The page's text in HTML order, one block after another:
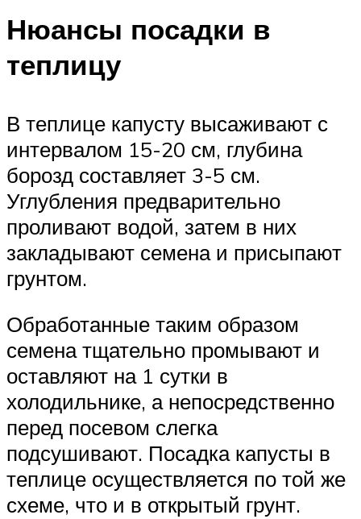
Нюансы посадки в
теплицу
В теплице капусту высаживают с
интервалом 15-20 см, глубина
борозд составляет 3-5 см.
Углубления предварительно
проливают водой, затем в них
закладывают семена и присыпают
грунтом.
Обработанные таким образом
семена тщательно промывают и
оставляют на 1 сутки в
холодильнике, а непосредственно
перед посевом слегка
подсушивают. Посадка капусты в
теплице осуществляется по той же
схеме, что и в открытый грунт.